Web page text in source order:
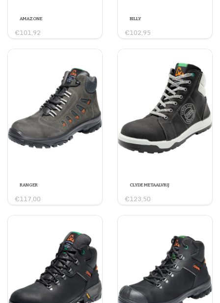
AMAZONE
€101,92
BILLY
€102,95
RANGER
€117,00
CLYDE METAALVRIJ
€123,50